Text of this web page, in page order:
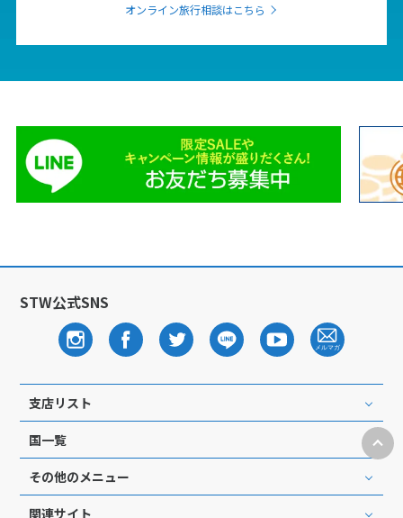
オンライン旅行相談はこちら
STW公式SNS
支店リスト
国一覧
その他のメニュー
関連サイト